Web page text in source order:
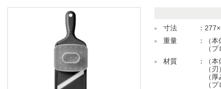
寸法 ：
重量 ：（本
（プロテ
材質 ：（本体
（刃）ファ
（厚み調節
（プロテク